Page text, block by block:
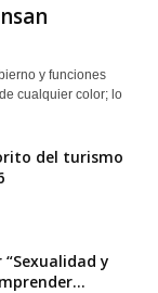
y funciones
cualquier color; lo
del turismo
y